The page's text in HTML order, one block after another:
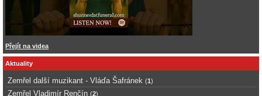
Přejít na videa
Aktuality
Zemřel další muzikant - Vláďa Šafránek (1)
Zemřel Vladimír Renčín (2)